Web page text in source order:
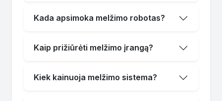
Kada apsimoka melžimo robotas?
Kaip prižiūrėti melžimo įrangą?
Kiek kainuoja melžimo sistema?